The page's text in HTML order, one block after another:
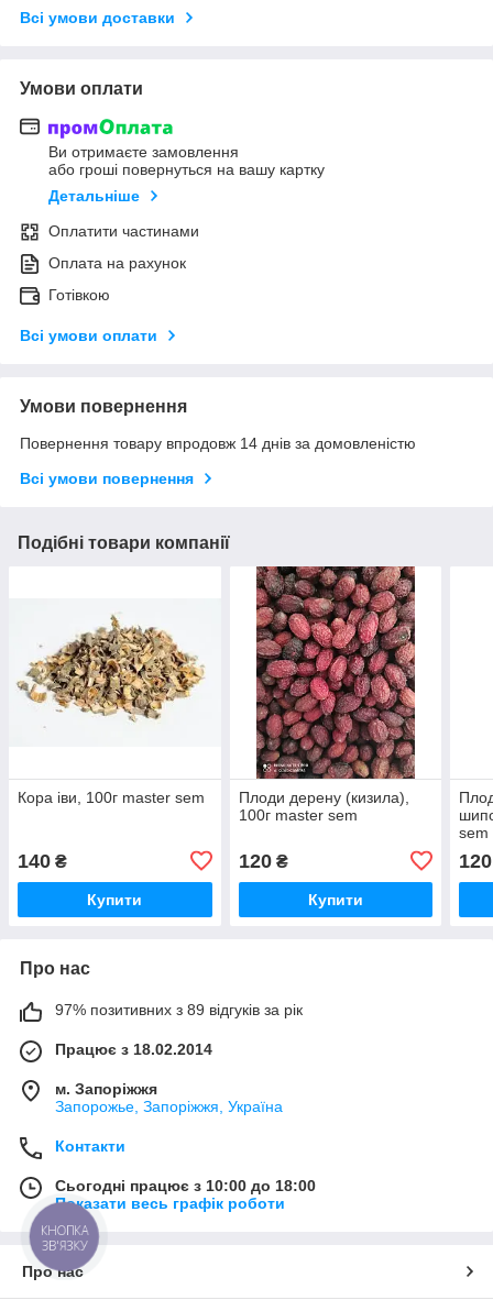
Всі умови доставки
Умови оплати
Ви отримаєте замовлення
або гроші повернуться на вашу картку
Детальніше
Оплатити частинами
Оплата на рахунок
Готівкою
Всі умови оплати
Умови повернення
Повернення товару впродовж 14 днів за домовленістю
Всі умови повернення
Подібні товари компанії
Кора іви, 100г master sem
140 ₴
Купити
Плоди дерену (кизила),
100г master sem
120₴
Купити
sem
120
Про нас
97% позитивних з 89 відгуків за рік
Працює з 18.02.2014
м. Запоріжжя
Запорожье, Запоріжжя, Україна
Контакти
Сьогодні працює з 10:00 до 18:00
Показати весь графік роботи
Про нас
КНОПКА
ЗВ'ЯЗКУ